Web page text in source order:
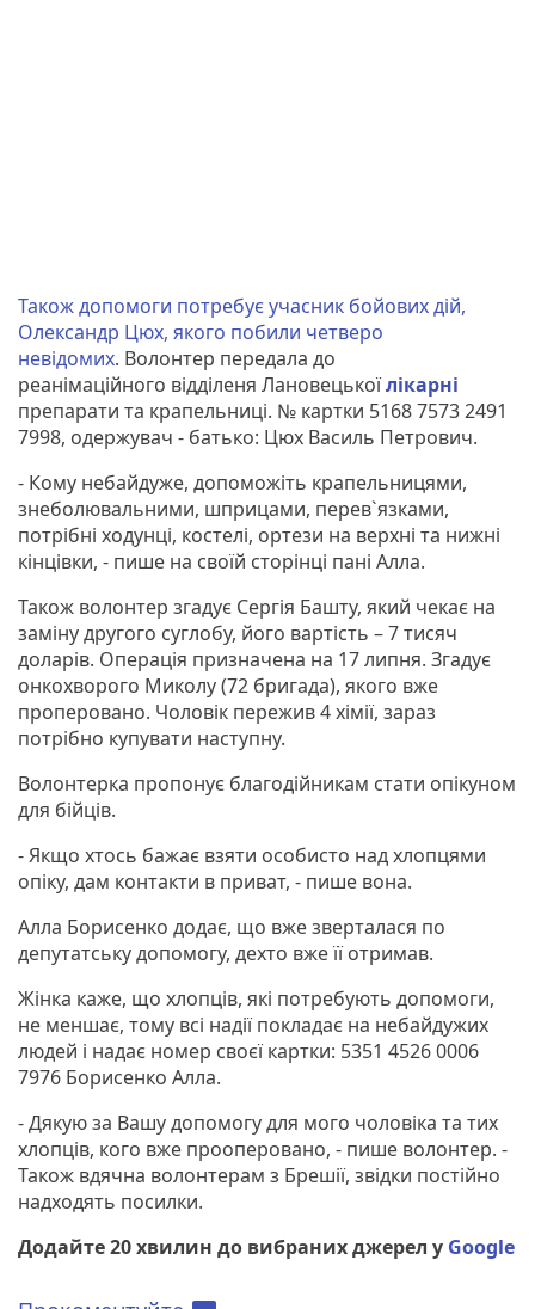
Також допомоги потребує учасник бойових дій,
Олександр Цюх, якого побили четверо
невідомих. Волонтер передала до
реанімаційного відділеня Лановецькоїлікарні
препарати та крапельниці. № картки 5168 7573 2491
7998, одержувач - батько: Цюх Василь Петрович.
- Кому небайдуже, допоможіть крапельницями,
знеболювальними, шприцами, перев`язками,
потрібні ходунці, костелі, ортези на верхні та нижні
кінцівки, - пише на своїй сторінці пані Алла.
Також волонтер згадує Сергія Башту, який чекає на
заміну другого суглобу, його вартість – 7 тисяч
доларів. Операція призначена на 17 липня. Згадує
онкохворого Миколу (72 бригада), якого вже
проперовано. Чоловік пережив 4 хімії, зараз
потрібно купувати наступну.
Волонтерка пропонує благодійникам стати опікуном
для бійців.
- Якщо хтось бажає взяти особисто над хлопцями
опіку, дам контакти в приват, - пише вона.
Алла Борисенко додає, що вже зверталася по
депутатську допомогу, дехто вже її отримав.
Жінка каже, що хлопців, які потребують допомоги,
не меншає, тому всі надії покладає на небайдужих
людей і надає номер своєї картки: 5351 4526 0006
7976 Борисенко Алла.
- Дякую за Вашу допомогу для мого чоловіка та тих
хлопців, кого вже прооперовано, - пише волонтер. -
Також вдячна волонтерам з Брешії, звідки постійно
надходять посилки.
Додайте 20 хвилин до вибраних джерел у Google